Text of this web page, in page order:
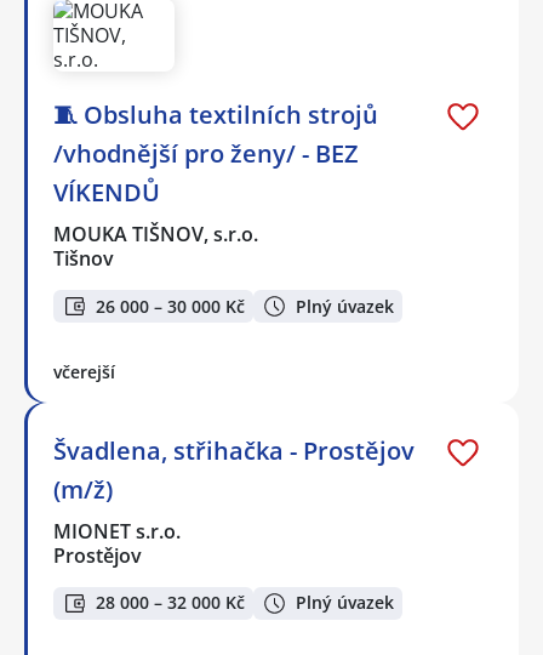
🧵 Obsluha textilních strojů
/vhodnější pro ženy/ - BEZ
VÍKENDŮ
MOUKA TIŠNOV, s.r.o.
Tišnov
26 000 – 30 000 Kč Plný úvazek
včerejší
Švadlena, střihačka - Prostějov
(m/ž)
MIONET s.r.o.
Prostějov
28 000 – 32 000 Kč Plný úvazek